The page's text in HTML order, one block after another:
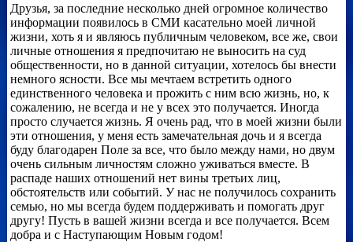
Друзья, за последние несколько дней огромное количество
информации появилось в СМИ касательно моей личной
жизни, хоть я и являюсь публичным человеком, все же, свои
личные отношения я предпочитаю не выносить на суд
общественности, но в данной ситуации, хотелось бы внести
немного ясности. Все мы мечтаем встретить одного
единственного человека и прожить с ним всю жизнь, но, к
сожалению, не всегда и не у всех это получается. Иногда
просто случается жизнь. Я очень рад, что в моей жизни были
эти отношения, у меня есть замечательная дочь и я всегда
буду благодарен Поле за все, что было между нами, но двум
очень сильным личностям сложно уживаться вместе. В
распаде наших отношений нет вины третьих лиц,
обстоятельств или событий. У нас не получилось сохранить
семью, но мы всегда будем поддерживать и помогать друг
другу! Пусть в вашей жизни всегда и все получается. Всем
добра и с Наступающим Новым годом!